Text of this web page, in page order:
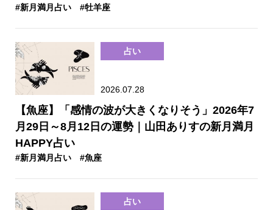
#新月満月占い #牡羊座
占い
2026.07.28
【魚座】「感情の波が大きくなりそう」2026年7
月29日～8月12日の運勢｜山田ありすの新月満月
HAPPY占い
#新月満月占い #魚座
占い